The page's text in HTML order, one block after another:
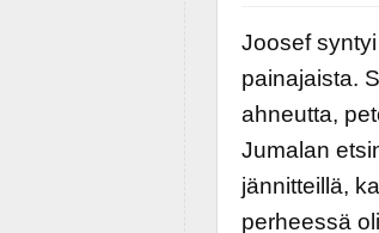
Joosef
painajaista.
ahneutta,
Jumalan
jännitteillä,
perheessä